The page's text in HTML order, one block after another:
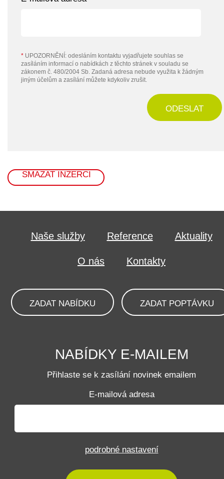
* UPOZORNĚNÍ: odesláním kontaktu vyjadřujete souhlas se
zasíláním informací o nabídkách z těchto stránek v souladu se
zákonem č. 480/2004 Sb. Zadaná adresa nebude využita k žádným
jiným účelům a zasílání můžete kdykoliv zrušit.
ODESLAT
SMAZAT INZERCI
Naše služby Reference Aktuality
O nás Kontakty
ZADAT NABÍDKU ZADAT POPTÁVKU
NABÍDKY E-MAILEM
Přihlaste se k zasílání novinek emailem
E-mailová adresa
podrobné nastavení